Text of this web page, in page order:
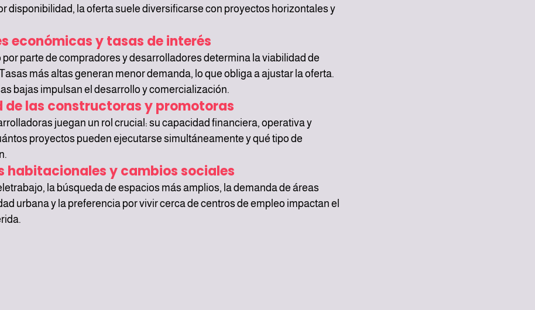
disponibilidad, la oferta suele diversificarse con proyectos horizontales y
económicas y tasas de interés
por parte de compradores y desarrolladores determina la viabilidad de
más altas generan menor demanda, lo que obliga a ajustar la oferta.
bajas impulsan el desarrollo y comercialización.
de las constructoras y promotoras
juegan un rol crucial: su capacidad financiera, operativa y
proyectos pueden ejecutarse simultáneamente y qué tipo de
habitacionales y cambios sociales
la búsqueda de espacios más amplios, la demanda de áreas
urbana y la preferencia por vivir cerca de centros de empleo impactan el